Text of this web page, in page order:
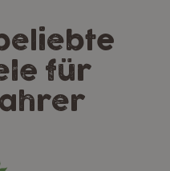
für